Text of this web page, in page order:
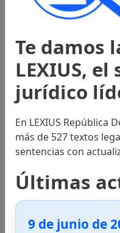
Te damos
LEXIUS,
jurídico
En LEXIUS República
más de 527 textos
sentencias con
Últimas
9 de junio de
Legislación
Constitución
2015
Códigos